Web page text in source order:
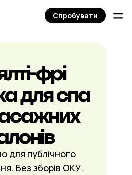
фрі
для спа
для публічного
Без зборів ОКУ.
Спробувати